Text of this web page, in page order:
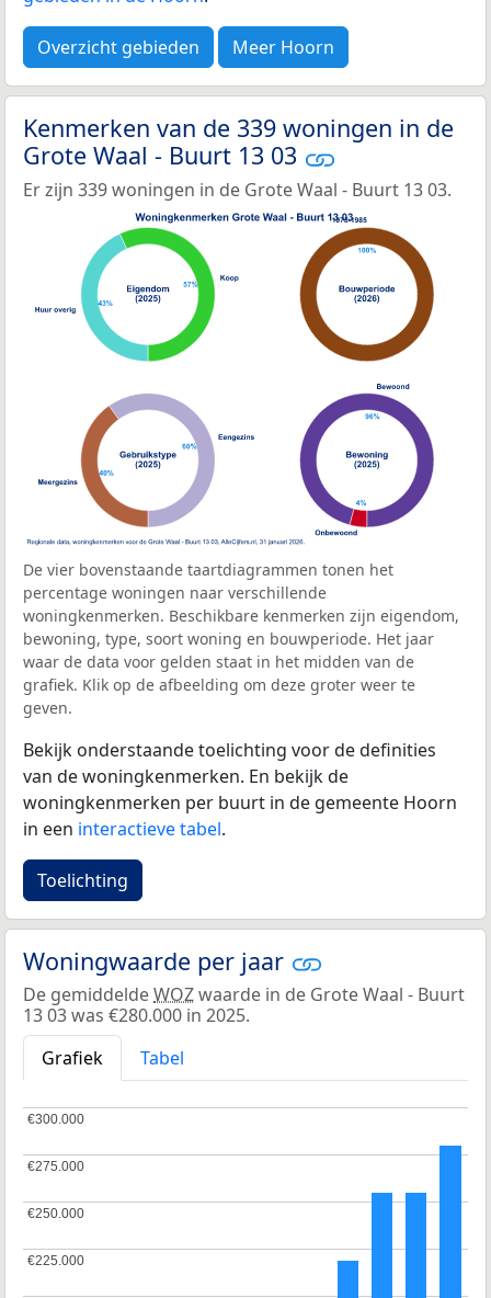
Overzicht gebieden Meer Hoorn
Kenmerken van de 339 woningen in de
Grote Waal - Buurt 13 03
Er zijn 339 woningen in de Grote Waal - Buurt 13 03.
De vier bovenstaande taartdiagrammen tonen het
percentage woningen naar verschillende
woningkenmerken. Beschikbare kenmerken zijn eigendom,
bewoning, type, soort woning en bouwperiode. Het jaar
waar de data voor gelden staat in het midden van de
grafiek. Klik op de afbeelding om deze groter weer te
geven.
Bekijk onderstaande toelichting voor de definities
van de woningkenmerken. En bekijk de
woningkenmerken per buurt in de gemeente Hoorn
in een interactieve tabel.
Toelichting
Woningwaarde per jaar
De gemiddeldeWOZwaarde in de Grote Waal - Buurt
13 03 was €280.000 in 2025.
Grafiek
Tabel
€225.000
€225.000
€250.000
€250.000
€275.000
€275.000
€300.000
€300.000